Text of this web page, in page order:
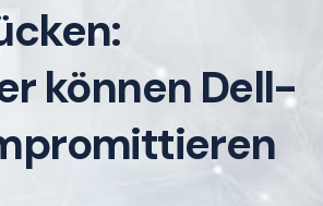
können Dell-